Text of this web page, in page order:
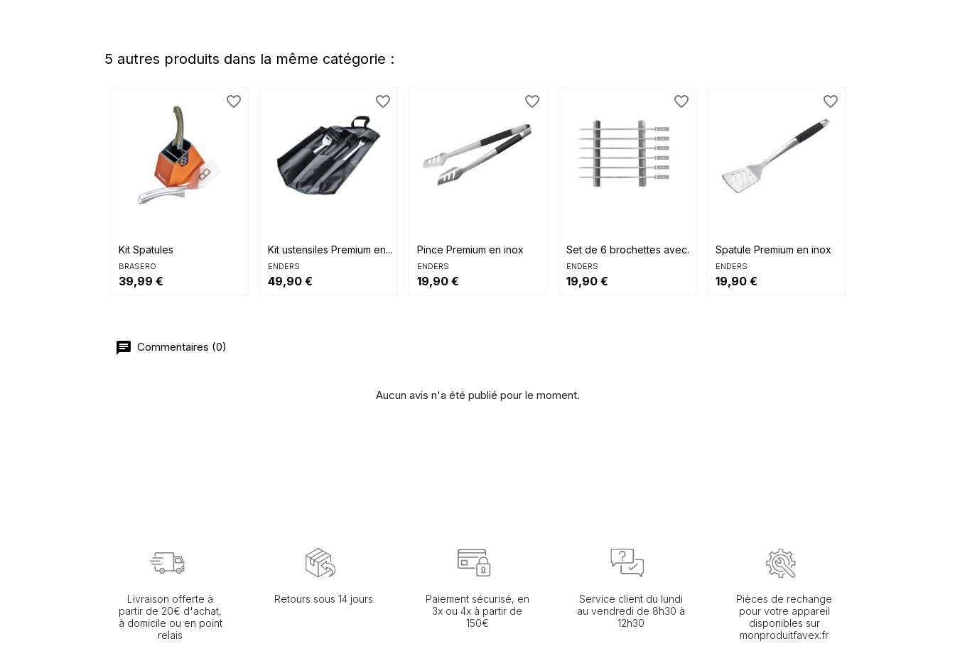
5 autres produits dans la même catégorie :
Kit Spatules
BRASERO
39,99 €
favorite_border
Kit ustensiles Premium en...
ENDERS
49,90 €
favorite_border
Pince Premium en inox
ENDERS
19,90 €
favorite_border
Set de 6 brochettes avec...
ENDERS
19,90 €
favorite_border
Spatule Premium en inox
ENDERS
19,90 €
favorite_border
Commentaires (0)
Aucun avis n'a été publié pour le moment.
Livraison offerte à
partir de 20€ d'achat,
à domicile ou en point
relais
Retours sous 14 jours
Paiement sécurisé, en
3x ou 4x à partir de
150€
Service client du lundi
au vendredi de 8h30 à
12h30
Pièces de rechange
pour votre appareil
disponibles sur
monproduitfavex.fr